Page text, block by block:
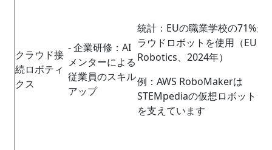
クラウド接
続ロボティ
クス
- 企業研修：AI
メンターによる
従業員のスキル
アップ
統計：EUの職業学校の71%が
ラウドロボットを使用（EU
Robotics、2024年）
例：AWS RoboMakerは
STEMpediaの仮想ロボットラ
を支えています